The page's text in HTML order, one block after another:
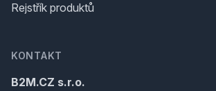
Rejstřík produktů
KONTAKT
B2M.CZ s.r.o.